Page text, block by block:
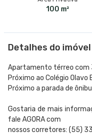
100 m²
Detalhes do imóvel
Apartamento térreo com
Próximo ao Colégio Olavo
Próximo a parada de
Gostaria de mais
fale AGORA com
nossos corretores: (55)